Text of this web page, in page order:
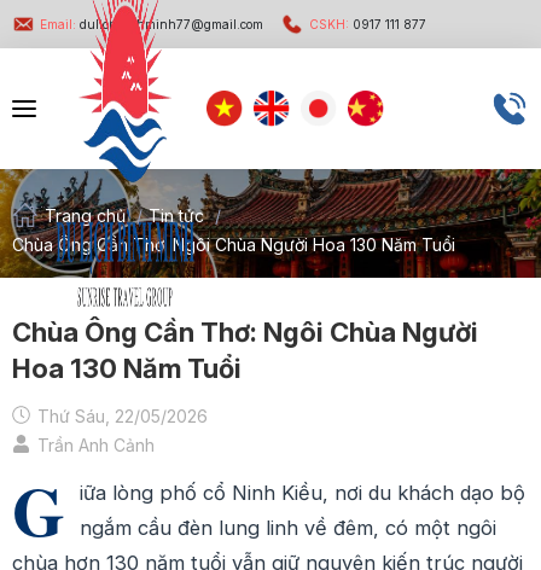
Email: dulichbinhminh77@gmail.com CSKH: 0917 111 877
Trang chủ / Tin tức /
Chùa Ông Cần Thơ: Ngôi Chùa Người Hoa 130 Năm Tuổi
Chùa Ông Cần Thơ: Ngôi Chùa Người
Hoa 130 Năm Tuổi
Thứ Sáu, 22/05/2026
Trần Anh Cảnh
G
iữa lòng phố cổ Ninh Kiều, nơi du khách dạo bộ
ngắm cầu đèn lung linh về đêm, có một ngôi
chùa hơn 130 năm tuổi vẫn giữ nguyên kiến trúc người